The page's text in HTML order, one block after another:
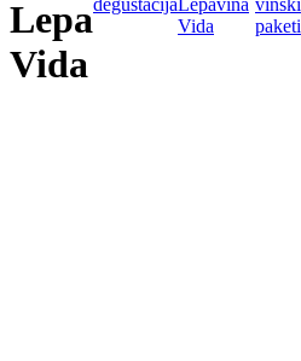
Lepa
Vida
Vida
paketi